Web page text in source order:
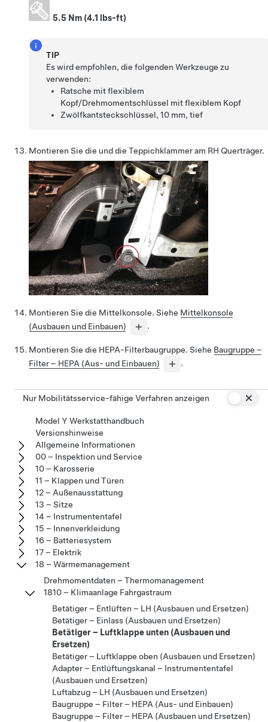
5.5 Nm (4.1 lbs-ft)
TIP
Es wird empfohlen, die folgenden Werkzeuge zu
verwenden:
Ratsche mit flexiblem
Kopf/Drehmomentschlüssel mit flexiblem Kopf
Zwölfkantsteckschlüssel, 10 mm, tief
Montieren Sie die und die Teppichklammer am RH Querträger.
Montieren Sie die Mittelkonsole. Siehe Mittelkonsole
(Ausbauen und Einbauen)
.
Montieren Sie die HEPA-Filterbaugruppe. Siehe Baugruppe –
Filter – HEPA (Aus- und Einbauen)
.
Nur Mobilitätsservice-fähige Verfahren anzeigen
Model Y Werkstatthandbuch
Versionshinweise
Allgemeine Informationen
00 – Inspektion und Service
10 – Karosserie
11 – Klappen und Türen
12 – Außenausstattung
13 – Sitze
14 – Instrumententafel
15 – Innenverkleidung
16 – Batteriesystem
17 – Elektrik
18 – Wärmemanagement
Drehmomentdaten – Thermomanagement
1810 – Klimaanlage Fahrgastraum
Betätiger – Entlüften – LH (Ausbauen und Ersetzen)
Betätiger – Einlass (Ausbauen und Ersetzen)
Betätiger – Luftklappe unten (Ausbauen und
Ersetzen)
Betätiger – Luftklappe oben (Ausbauen und Ersetzen)
Adapter – Entlüftungskanal – Instrumententafel
(Ausbauen und Ersetzen)
Luftabzug – LH (Ausbauen und Ersetzen)
Baugruppe – Filter – HEPA (Aus- und Einbauen)
Baugruppe – Filter – HEPA (Ausbauen und Ersetzen)